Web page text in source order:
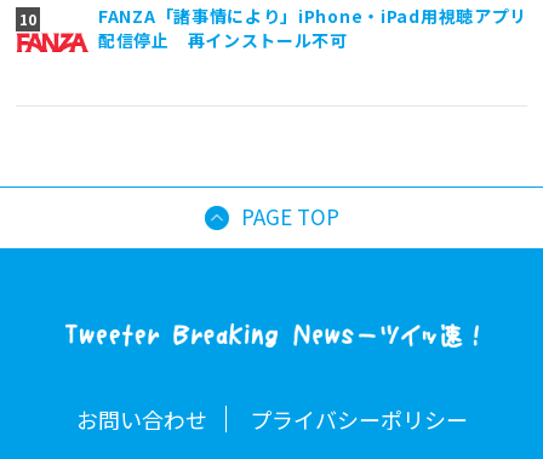
FANZA「諸事情により」iPhone・iPad用視聴アプリ
配信停止 再インストール不可
PAGE TOP
お問い合わせ プライバシーポリシー